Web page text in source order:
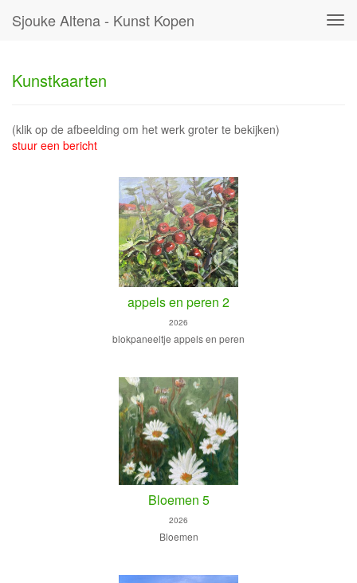
Sjouke Altena - Kunst Kopen
Kunstkaarten
(klik op de afbeelding om het werk groter te bekijken)
stuur een bericht
appels en peren 2
2026
blokpaneeltje appels en peren
Bloemen 5
2026
Bloemen